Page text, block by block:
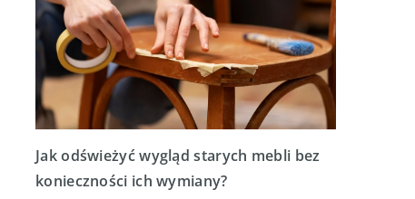
Jak odświeżyć wygląd starych mebli bez
konieczności ich wymiany?